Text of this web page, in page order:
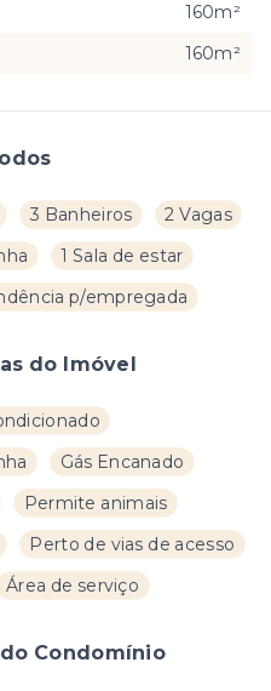
3 Banheiros
2 Vagas
1 Sala de estar
p/empregada
do Imóvel
Gás Encanado
Permite animais
Perto de vias de acesso
Área de serviço
Condomínio
160m²
160m²